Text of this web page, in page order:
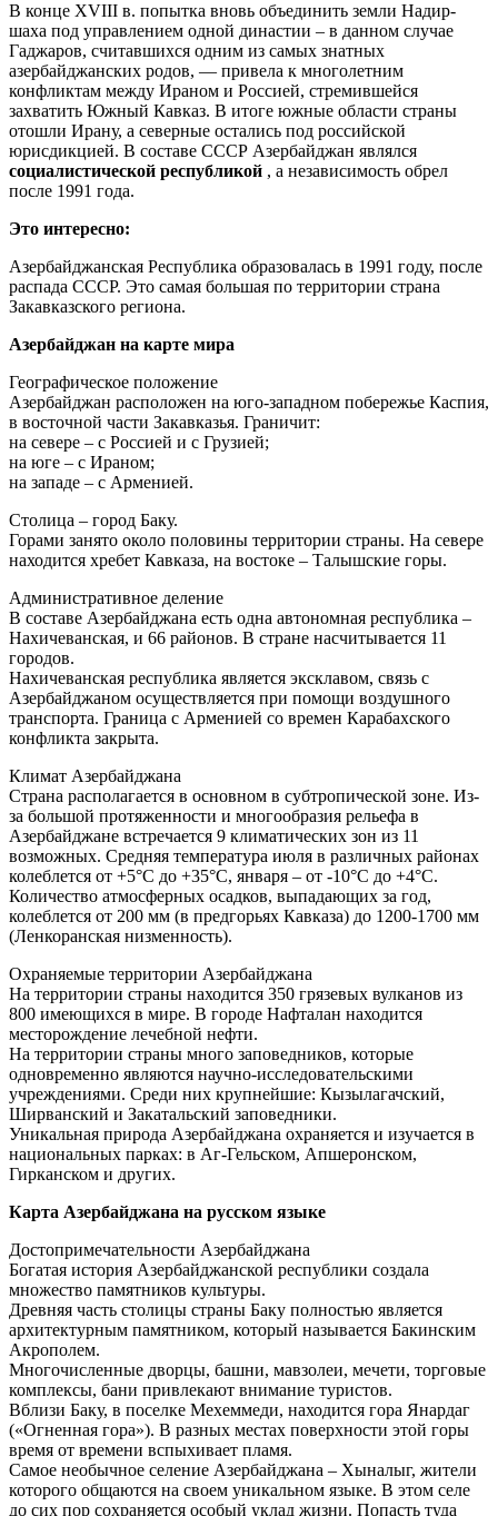
В конце XVIII в. попытка вновь объединить земли Надир-
шаха под управлением одной династии – в данном случае
Гаджаров, считавшихся одним из самых знатных
азербайджанских родов, — привела к многолетним
конфликтам между Ираном и Россией, стремившейся
захватить Южный Кавказ. В итоге южные области страны
отошли Ирану, а северные остались под российской
юрисдикцией. В составе СССР Азербайджан являлся
социалистической республикой , а независимость обрел
после 1991 года.
Это интересно:
Азербайджанская Республика образовалась в 1991 году, после
распада СССР. Это самая большая по территории страна
Закавказского региона.
Азербайджан на карте мира
Географическое положение
Азербайджан расположен на юго-западном побережье Каспия,
в восточной части Закавказья. Граничит:
на севере – с Россией и с Грузией;
на юге – с Ираном;
на западе – с Арменией.
Столица – город Баку.
Горами занято около половины территории страны. На севере
находится хребет Кавказа, на востоке – Талышские горы.
Административное деление
В составе Азербайджана есть одна автономная республика –
Нахичеванская, и 66 районов. В стране насчитывается 11
городов.
Нахичеванская республика является эксклавом, связь с
Азербайджаном осуществляется при помощи воздушного
транспорта. Граница с Арменией со времен Карабахского
конфликта закрыта.
Климат Азербайджана
Страна располагается в основном в субтропической зоне. Из-
за большой протяженности и многообразия рельефа в
Азербайджане встречается 9 климатических зон из 11
возможных. Средняя температура июля в различных районах
колеблется от +5°С до +35°С, января – от -10°С до +4°С.
Количество атмосферных осадков, выпадающих за год,
колеблется от 200 мм (в предгорьях Кавказа) до 1200-1700 мм
(Ленкоранская низменность).
Охраняемые территории Азербайджана
На территории страны находится 350 грязевых вулканов из
800 имеющихся в мире. В городе Нафталан находится
месторождение лечебной нефти.
На территории страны много заповедников, которые
одновременно являются научно-исследовательскими
учреждениями. Среди них крупнейшие: Кызылагачский,
Ширванский и Закатальский заповедники.
Уникальная природа Азербайджана охраняется и изучается в
национальных парках: в Аг-Гельском, Апшеронском,
Гирканском и других.
Карта Азербайджана на русском языке
Достопримечательности Азербайджана
Богатая история Азербайджанской республики создала
множество памятников культуры.
Древняя часть столицы страны Баку полностью является
архитектурным памятником, который называется Бакинским
Акрополем.
Многочисленные дворцы, башни, мавзолеи, мечети, торговые
комплексы, бани привлекают внимание туристов.
Вблизи Баку, в поселке Мехеммеди, находится гора Янардаг
(«Огненная гора»). В разных местах поверхности этой горы
время от времени вспыхивает пламя.
Самое необычное селение Азербайджана – Хыналыг, жители
которого общаются на своем уникальном языке. В этом селе
до сих пор сохраняется особый уклад жизни. Попасть туда